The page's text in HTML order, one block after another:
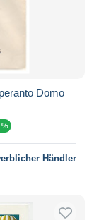
Domo
%
Händler